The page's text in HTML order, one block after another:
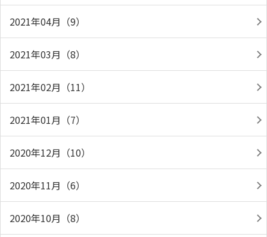
2021年04月（9）
2021年03月（8）
2021年02月（11）
2021年01月（7）
2020年12月（10）
2020年11月（6）
2020年10月（8）